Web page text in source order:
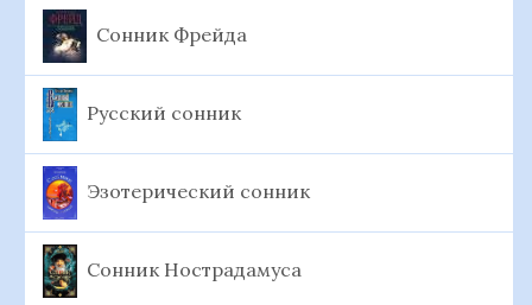
Сонник Фрейда
Русский сонник
Эзотерический сонник
Сонник Нострадамуса